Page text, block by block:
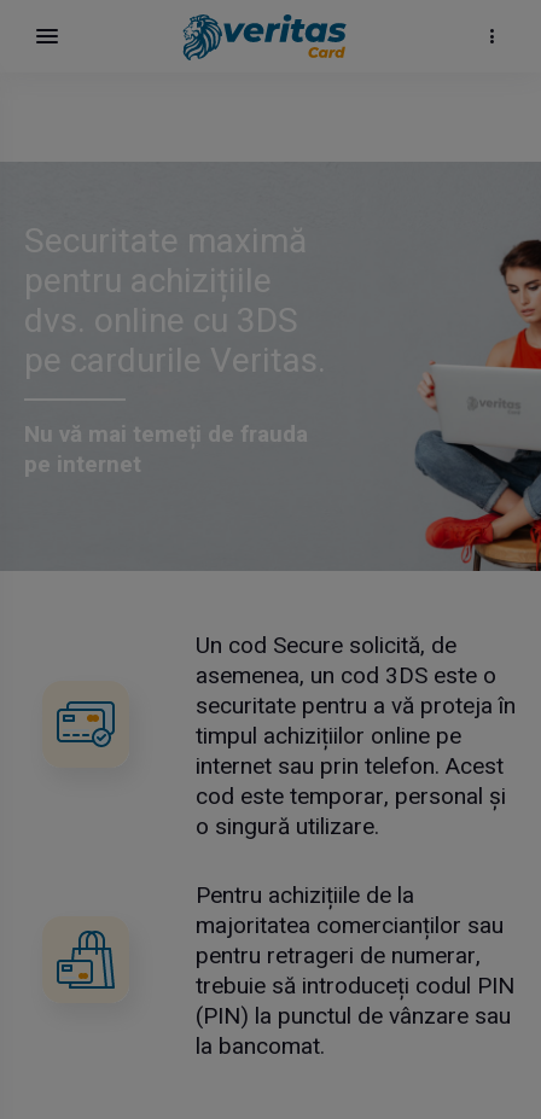
Securitate maximă
pentru achizițiile
dvs. online cu 3DS
pe cardurile Veritas.
Nu vă mai temeți de frauda
pe internet
Un cod Secure solicită, de
asemenea, un cod 3DS este o
securitate pentru a vă proteja în
timpul achizițiilor online pe
internet sau prin telefon. Acest
cod este temporar, personal și
o singură utilizare.
Pentru achizițiile de la
majoritatea comercianților sau
pentru retrageri de numerar,
trebuie să introduceți codul PIN
(PIN) la punctul de vânzare sau
la bancomat.